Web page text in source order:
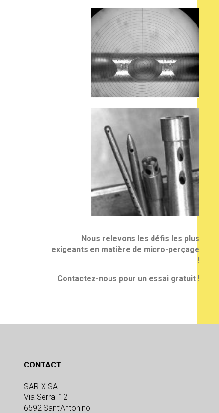
Nous relevons les défis les plus
exigeants en matière de micro-perçage
!
Contactez-nous pour un essai gratuit !
CONTACT
SARIX SA
Via Serrai 12
6592 Sant’Antonino